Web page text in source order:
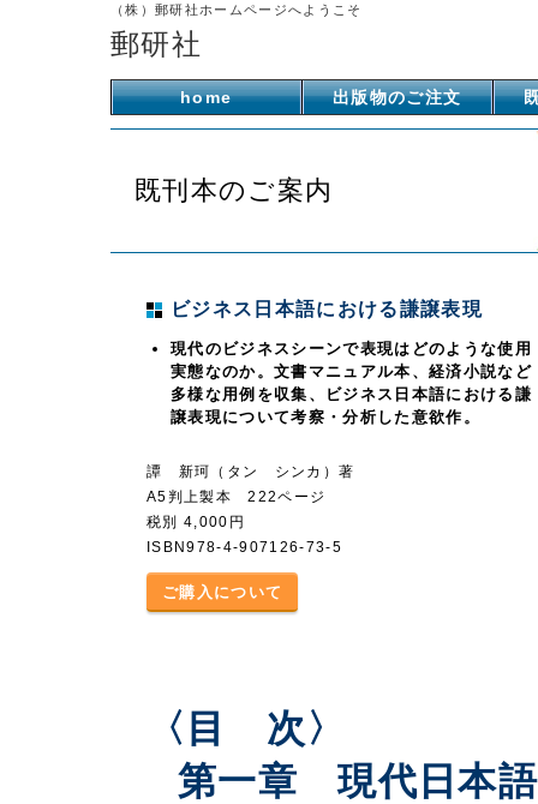
（株）郵研社ホームページへようこそ
郵研社
home 出版物のご注文
既刊本のご案内
ビジネス日本語における謙譲表現
現代のビジネスシーンで表現はどのような使用
実態なのか。文書マニュアル本、経済小説など
多様な用例を収集、ビジネス日本語における謙
譲表現について考察・分析した意欲作。
譚 新珂（タン シンカ）著
A5判上製本 222ページ
税別 4,000円
ISBN978-4-907126-73-5
ご購入について
〈目 次〉
第一章 現代日本